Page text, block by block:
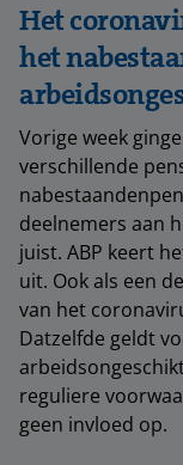
Het
het
Vorige week
verschillende
deelnemers aan
juist. ABP keert
uit. Ook als een
van het
Datzelfde geldt
reguliere
geen invloed op.